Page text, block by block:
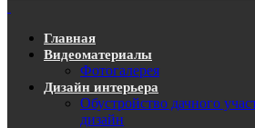
Главная
Видеоматериалы
Фотогалерея
Дизайн интерьера
Обустройство дачного
дизайн